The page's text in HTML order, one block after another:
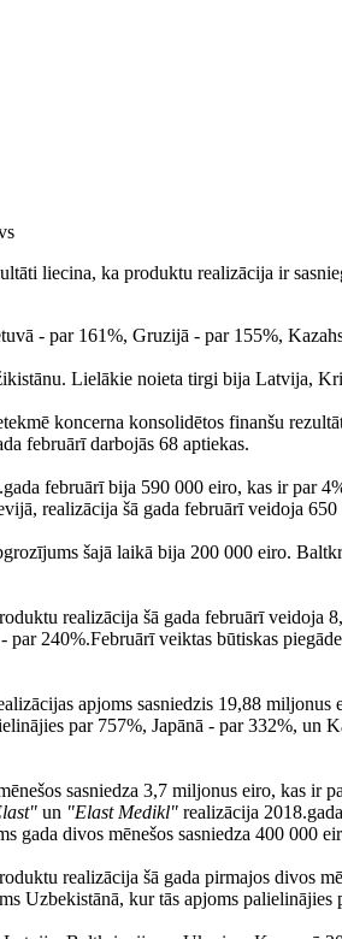
liecina, ka produktu realizācija ir
- par 161%, Gruzijā - par 155%,
Lielākie noieta tirgi bija Latvija,
koncerna konsolidētos finanšu
februārī darbojās 68 aptiekas.
februārī bija 590 000 eiro, kas ir par
realizācija šā gada februārī veidoja 650
šajā laikā bija 200 000 eiro.
realizācija šā gada februārī veidoja
par 240%.Februārī veiktas būtiskas
apjoms sasniedzis 19,88
par 757%, Japānā - par 332%, un
sasniedza 3,7 miljonus eiro, kas
un "Elast Medikl" realizācija
divos mēnešos sasniedza 400 000
realizācija šā gada pirmajos divos
Uzbekistānā, kur tās apjoms